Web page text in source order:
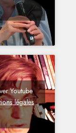
Youtube
légales